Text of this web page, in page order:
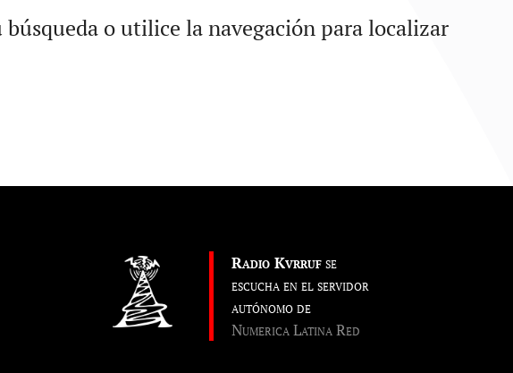
o utilice la navegación para localizar
Radio Kvrrufse
escucha en el servidor
autónomo de
Numerica Latina Red